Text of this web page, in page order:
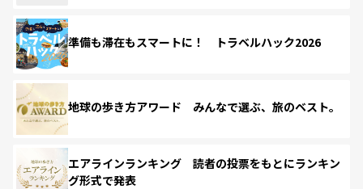
準備も滞在もスマートに！ トラベルハック2026
地球の歩き方アワード みんなで選ぶ、旅のベスト。
エアラインランキング 読者の投票をもとにランキン
グ形式で発表